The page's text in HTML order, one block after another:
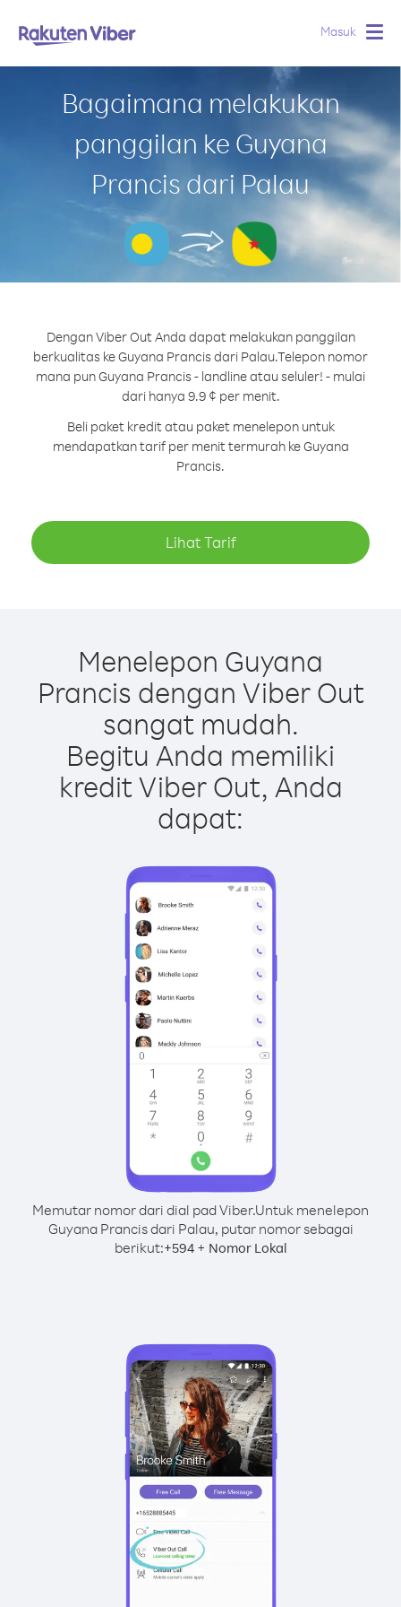
Masuk
Bagaimana melakukan
panggilan ke Guyana
Prancis dari Palau
Dengan Viber Out Anda dapat melakukan panggilan
berkualitas ke Guyana Prancis dari Palau.Telepon nomor
mana pun Guyana Prancis - landline atau seluler! - mulai
dari hanya 9.9 ¢ per menit.
Beli paket kredit atau paket menelepon untuk
mendapatkan tarif per menit termurah ke Guyana
Prancis.
Lihat Tarif
Menelepon Guyana
Prancis dengan Viber Out
sangat mudah.
Begitu Anda memiliki
kredit Viber Out, Anda
dapat:
Memutar nomor dari dial pad Viber.Untuk menelepon
Guyana Prancis dari Palau, putar nomor sebagai
berikut:+594+ Nomor Lokal